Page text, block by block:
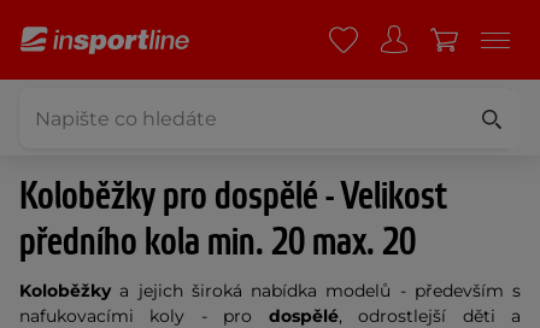
Koloběžky pro dospělé - Velikost
předního kola min. 20 max. 20
Koloběžky a jejich široká nabídka modelů - především s
nafukovacími koly - pro dospělé, odrostlejší děti a